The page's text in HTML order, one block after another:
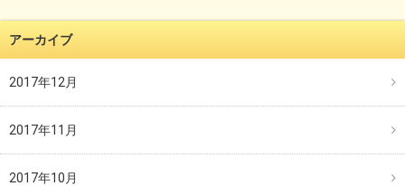
アーカイブ
2017年12月
2017年11月
2017年10月